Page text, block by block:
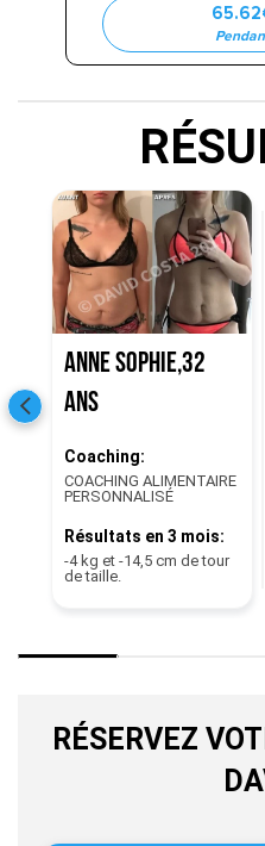
RÉSERVEZ
Anne Sophie,32
ans
Coaching:
COACHING ALIMENTAIRE
PERSONNALISÉ
Résultats en 3 mois:
-4 kg et -14,5 cm de tour
de taille.